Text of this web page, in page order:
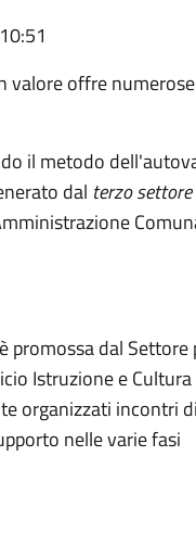
valore offre
il metodo
dal terzo settore
promossa dal
Istruzione e
organizzati incontri di
nelle varie fasi